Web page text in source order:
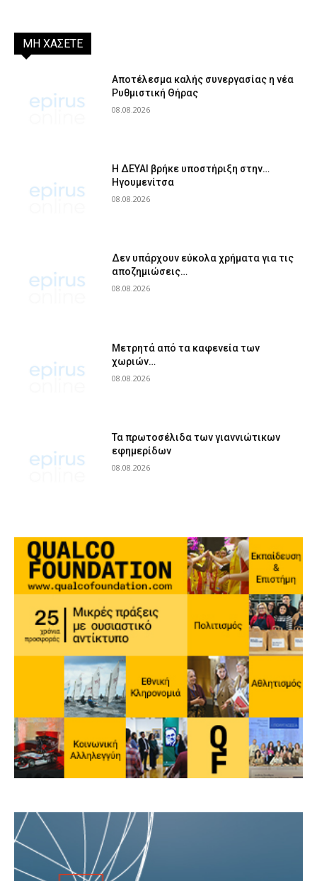
ΜΗ ΧΑΣΕΤΕ
Αποτέλεσμα καλής συνεργασίας η νέα
Ρυθμιστική Θήρας
08.08.2026
Η ΔΕΥΑΙ βρήκε υποστήριξη στην…
Ηγουμενίτσα
08.08.2026
Δεν υπάρχουν εύκολα χρήματα για τις
αποζημιώσεις…
08.08.2026
Μετρητά από τα καφενεία των
χωριών…
08.08.2026
Τα πρωτοσέλιδα των γιαννιώτικων
εφημερίδων
08.08.2026